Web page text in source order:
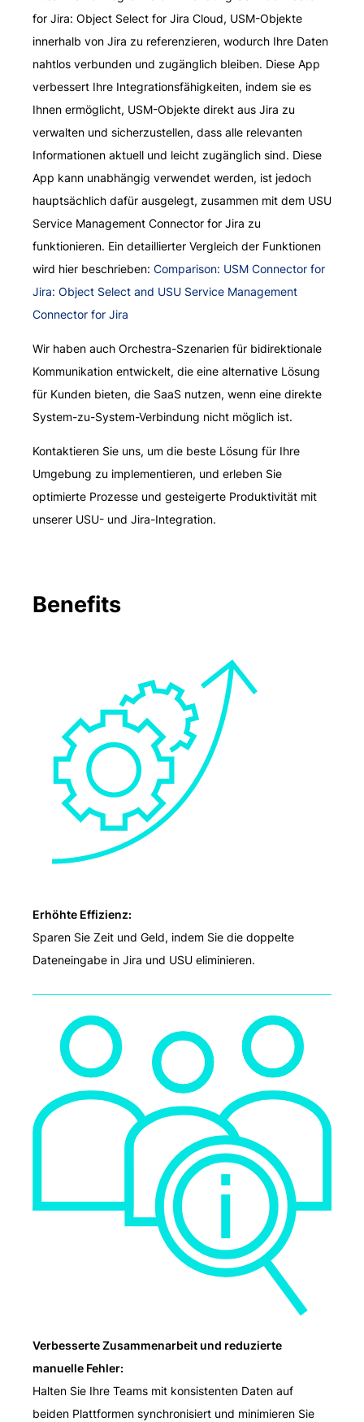
for Jira: Object Select for Jira Cloud, USM-Objekte
innerhalb von Jira zu referenzieren, wodurch Ihre Daten
nahtlos verbunden und zugänglich bleiben. Diese App
verbessert Ihre Integrationsfähigkeiten, indem sie es
Ihnen ermöglicht, USM-Objekte direkt aus Jira zu
verwalten und sicherzustellen, dass alle relevanten
Informationen aktuell und leicht zugänglich sind. Diese
App kann unabhängig verwendet werden, ist jedoch
hauptsächlich dafür ausgelegt, zusammen mit dem USU
Service Management Connector for Jira zu
funktionieren. Ein detaillierter Vergleich der Funktionen
wird hier beschrieben: Comparison: USM Connector for
Jira: Object Select and USU Service Management
Connector for Jira
Wir haben auch Orchestra-Szenarien für bidirektionale
Kommunikation entwickelt, die eine alternative Lösung
für Kunden bieten, die SaaS nutzen, wenn eine direkte
System-zu-System-Verbindung nicht möglich ist.
Kontaktieren Sie uns, um die beste Lösung für Ihre
Umgebung zu implementieren, und erleben Sie
optimierte Prozesse und gesteigerte Produktivität mit
unserer USU- und Jira-Integration.
Benefits
Erhöhte Effizienz:
Sparen Sie Zeit und Geld, indem Sie die doppelte
Dateneingabe in Jira und USU eliminieren.
Verbesserte Zusammenarbeit und reduzierte
manuelle Fehler:
Halten Sie Ihre Teams mit konsistenten Daten auf
beiden Plattformen synchronisiert und minimieren Sie